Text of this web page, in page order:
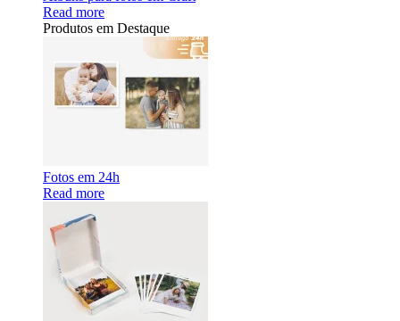
Read more
Produtos em Destaque
Fotos em 24h
Read more